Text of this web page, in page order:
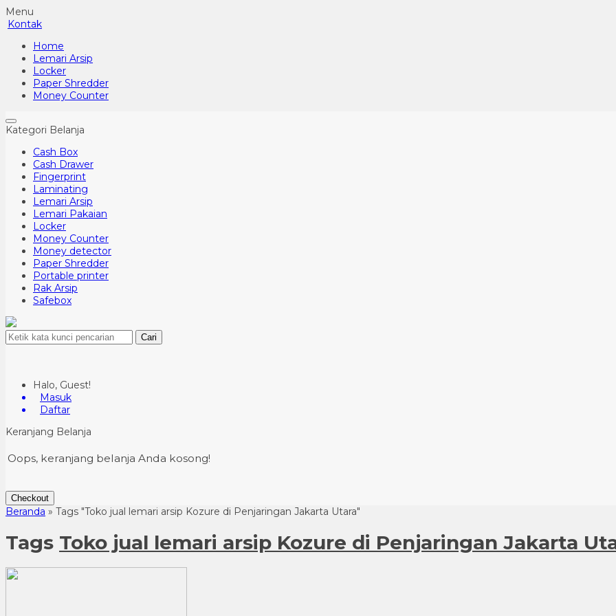
Menu
Kontak
Home
Lemari Arsip
Locker
Paper Shredder
Money Counter
Kategori Belanja
Cash Box
Cash Drawer
Fingerprint
Laminating
Lemari Arsip
Lemari Pakaian
Locker
Money Counter
Money detector
Paper Shredder
Portable printer
Rak Arsip
Safebox
Cari
Halo, Guest!
Masuk
Daftar
Keranjang Belanja
Oops, keranjang belanja Anda kosong!
Checkout
Beranda » Tags "Toko jual lemari arsip Kozure di Penjaringan Jakarta Utara"
Tags Toko jual lemari arsip Kozure di Penjaringan Jakarta